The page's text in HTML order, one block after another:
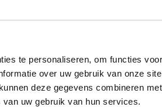
te personaliseren, om functies
over uw gebruik van onze
deze gegevens combineren
uw gebruik van hun services.